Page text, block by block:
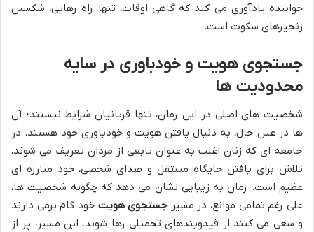
خواننده یادآوری می کند که گاهی اوقات، تنها راه رهایی، شکستن
زنجیرهای سکوت است.
جستجوی هویت و خودباوری در سایه
محدودیت ها
شخصیت های اصلی در این رمان، تنها قربانیان شرایط نیستند؛ آن
ها در عین حال، به دنبال یافتن هویت و خودباوری خود هستند. در
جامعه ای که زنان اغلب به عنوان تابعی از مردان تعریف می شوند،
تلاش برای یافتن جایگاه مستقل و صدای شخصی، خود مبارزه ای
عظیم است. رمان به زیبایی نشان می دهد که چگونه شخصیت ها،
علی رغم تمامی موانع، در مسیر جستجوی هویت خود گام برمی دارند
و سعی می کنند از قیدوبندهای تحمیلی رها شوند. این مسیر، پر از